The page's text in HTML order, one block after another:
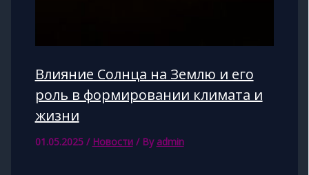
Влияние Солнца на Землю и его
роль в формировании климата и
жизни
01.05.2025 / Новости/ By admin